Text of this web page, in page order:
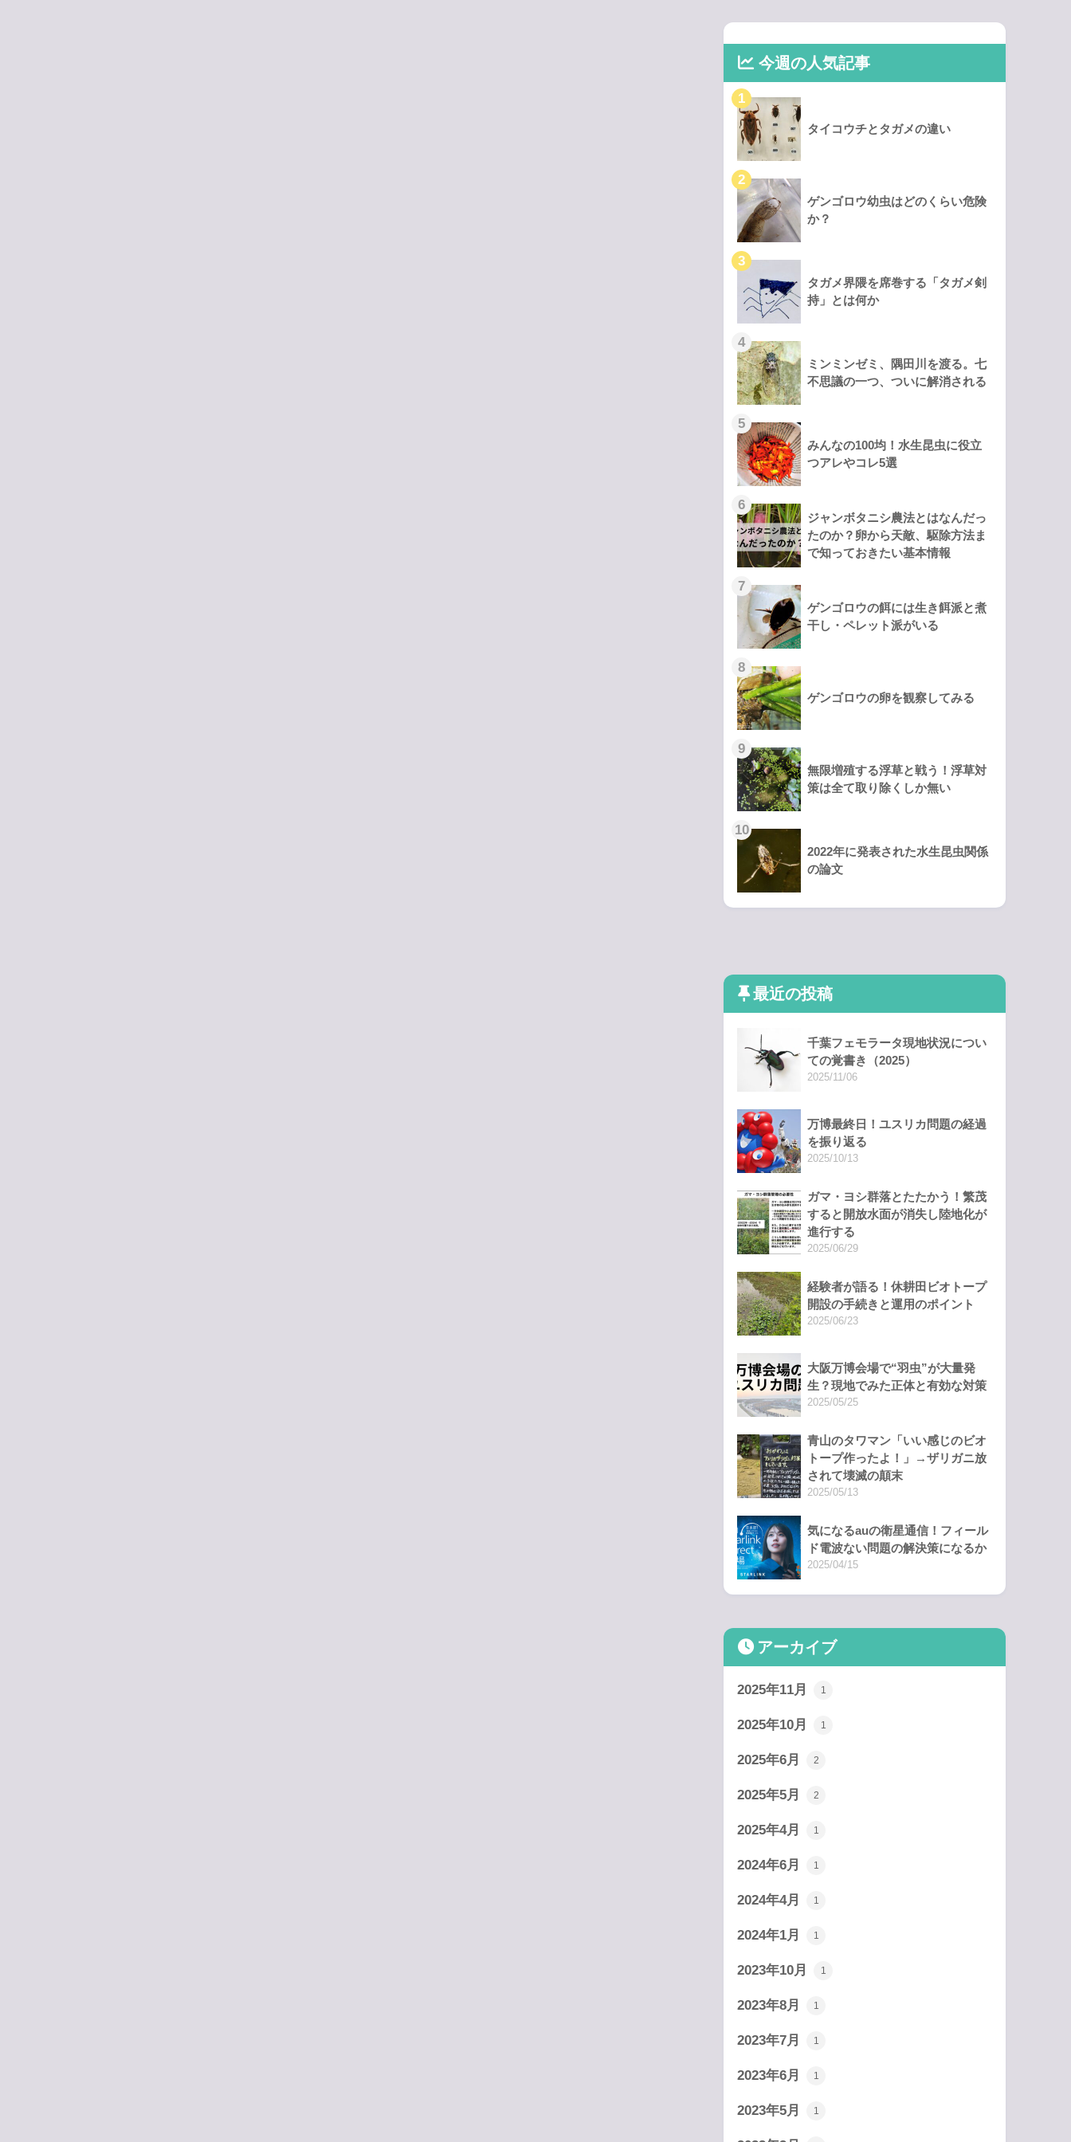
今週の人気記事
タイコウチとタガメの違い
ゲンゴロウ幼虫はどのくらい危険
か？
タガメ界隈を席巻する「タガメ剣
持」とは何か
ミンミンゼミ、隅田川を渡る。七
不思議の一つ、ついに解消される
みんなの100均！水生昆虫に役立
つアレやコレ5選
ジャンボタニシ農法とはなんだっ
たのか？卵から天敵、駆除方法ま
で知っておきたい基本情報
ゲンゴロウの餌には生き餌派と煮
干し・ペレット派がいる
ゲンゴロウの卵を観察してみる
無限増殖する浮草と戦う！浮草対
策は全て取り除くしか無い
2022年に発表された水生昆虫関係
の論文
最近の投稿
千葉フェモラータ現地状況につい
ての覚書き（2025）
2025/11/06
万博最終日！ユスリカ問題の経過
を振り返る
2025/10/13
ガマ・ヨシ群落とたたかう！繁茂
すると開放水面が消失し陸地化が
進行する
2025/06/29
経験者が語る！休耕田ビオトープ
開設の手続きと運用のポイント
2025/06/23
大阪万博会場で“羽虫”が大量発
生？現地でみた正体と有効な対策
2025/05/25
青山のタワマン「いい感じのビオ
トープ作ったよ！」→ザリガニ放
されて壊滅の顛末
2025/05/13
気になるauの衛星通信！フィール
ド電波ない問題の解決策になるか
2025/04/15
アーカイブ
2025年11月 1
2025年10月 1
2025年6月 2
2025年5月 2
2025年4月 1
2024年6月 1
2024年4月 1
2024年1月 1
2023年10月 1
2023年8月 1
2023年7月 1
2023年6月 1
2023年5月 1